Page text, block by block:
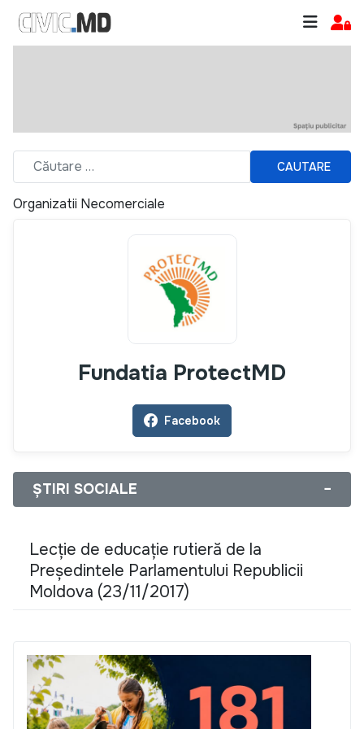
CAUTARE
Organizatii Necomerciale
Fundatia ProtectMD
Facebook
ȘTIRI SOCIALE −
Lecție de educație rutieră de la
Președintele Parlamentului Republicii
Moldova (23/11/2017)